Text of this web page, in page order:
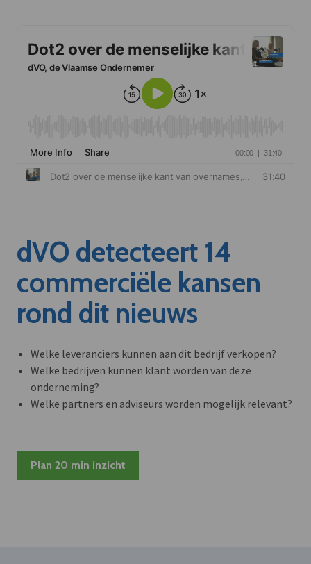
dVO detecteert 14
commerciële kansen
rond dit nieuws
Welke leveranciers kunnen aan dit bedrijf verkopen?
Welke bedrijven kunnen klant worden van deze
onderneming?
Welke partners en adviseurs worden mogelijk relevant?
Plan 20 min inzicht